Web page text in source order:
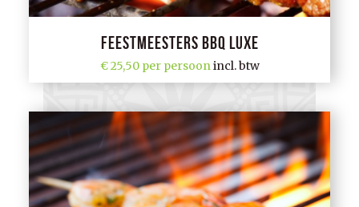
Feestmeesters BBQ Luxe
25,50 per persoonincl. btw